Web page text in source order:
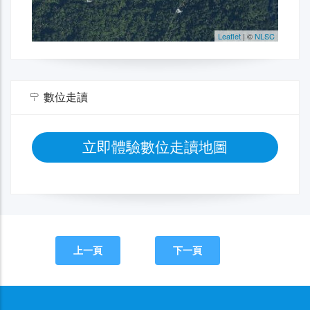
數位走讀
立即體驗數位走讀地圖
上一頁 下一頁